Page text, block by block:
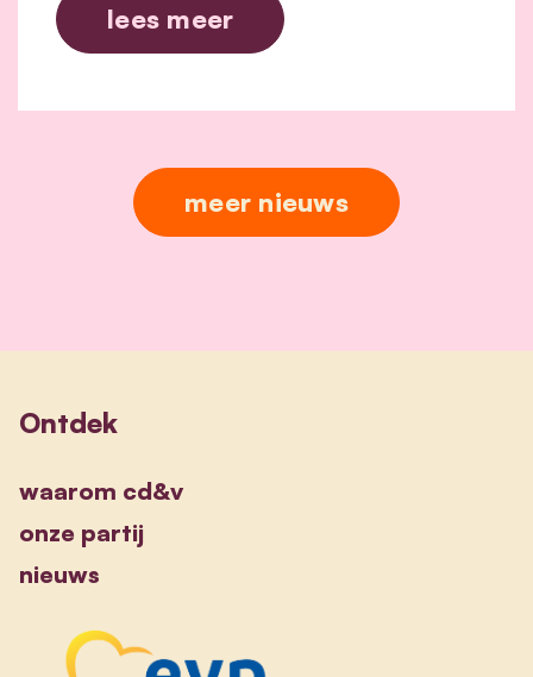
lees meer
meer nieuws
Ontdek
waarom cd&v
onze partij
nieuws